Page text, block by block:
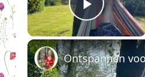
Play